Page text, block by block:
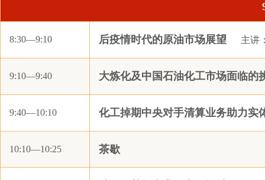
8:30—9:10 后疫情时代的原油市场展望 主讲
9:10—9:40 大炼化及中国石油化工市场面临的
9:40—10:10 化工掉期中央对手清算业务助力实
10:10—10:25 茶歇
浙江花见资产管理有限公司
浙江佳人新材料有限公司
四川省川化新天府化工有限责任公司
爱而泰可新材料（苏州）有限公司